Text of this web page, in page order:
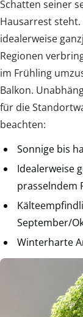
Schatten seiner
Hausarrest
idealerweise
Regionen
im Frühling
Balkon.
für die
beachten:
Sonnige bis
Idealerweise
prasselndem
September/
Winterharte